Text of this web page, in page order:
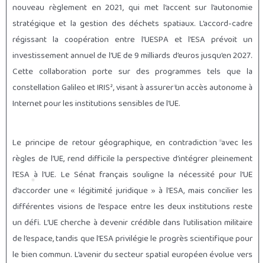
nouveau règlement en 2021, qui met l’accent sur l’autonomie
stratégique et la gestion des déchets spatiaux. L’accord-cadre
régissant la coopération entre l’UESPA et l’ESA prévoit un
investissement annuel de l’UE de 9 milliards d’euros jusqu’en 2027.
Cette collaboration porte sur des programmes tels que la
constellation Galileo et IRIS², visant à assurer un accès autonome à
Internet pour les institutions sensibles de l’UE.
Le principe de retour géographique, en contradiction avec les
règles de l’UE, rend difficile la perspective d’intégrer pleinement
l’ESA à l’UE. Le Sénat français souligne la nécessité pour l’UE
d’accorder une « légitimité juridique » à l’ESA, mais concilier les
différentes visions de l’espace entre les deux institutions reste
un défi. L’UE cherche à devenir crédible dans l’utilisation militaire
de l’espace, tandis que l’ESA privilégie le progrès scientifique pour
le bien commun. L’avenir du secteur spatial européen évolue vers